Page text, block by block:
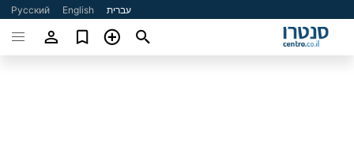
עברית English
Русский